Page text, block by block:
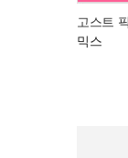
고스트
믹스